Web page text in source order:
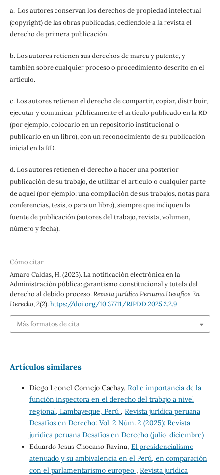
a. Los autores conservan los derechos de propiedad intelectual
(copyright) de las obras publicadas, cediendole a la revista el
derecho de primera publicación.
b. Los autores retienen sus derechos de marca y patente, y
también sobre cualquier proceso o procedimiento descrito en el
artículo.
c. Los autores retienen el derecho de compartir, copiar, distribuir,
ejecutar y comunicar públicamente el artículo publicado en la RD
(por ejemplo, colocarlo en un repositorio institucional o
publicarlo en un libro), con un reconocimiento de su publicación
inicial en la RD.
d. Los autores retienen el derecho a hacer una posterior
publicación de su trabajo, de utilizar el artículo o cualquier parte
de aquel (por ejemplo: una compilación de sus trabajos, notas para
conferencias, tesis, o para un libro), siempre que indiquen la
fuente de publicación (autores del trabajo, revista, volumen,
número y fecha).
Cómo citar
Amaro Caldas, H. (2025). La notificación electrónica en la
Administración pública: garantismo constitucional y tutela del
derecho al debido proceso.Revista jurídica Peruana Desafíos En
Derecho,2(2).https://doi.org/10.37711/RJPDD.2025.2.2.9
Más formatos de cita
Artículos similares
Diego Leonel Cornejo Cachay, Rol e importancia de la
función inspectora en el derecho del trabajo a nivel
regional, Lambayeque, Perú , Revista jurídica peruana
Desafíos en Derecho: Vol. 2 Núm. 2 (2025): Revista
jurídica peruana Desafíos en Derecho (julio-diciembre)
Eduardo Jesus Chocano Ravina, El presidencialismo
atenuado y su ambivalencia en el Perú, en comparación
con el parlamentarismo europeo , Revista jurídica